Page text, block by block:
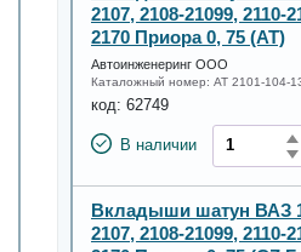
2107, 2108-21099, 2110-
2170 Приора 0, 75 (AT)
Автоинженеринг ООО
Каталожный номер: AT 2101-104-
код: 62749
В наличии
Вкладыши шатун ВАЗ
2107, 2108-21099, 2110-